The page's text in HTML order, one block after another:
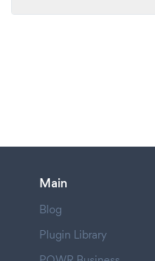
Main
Blog
Plugin Library